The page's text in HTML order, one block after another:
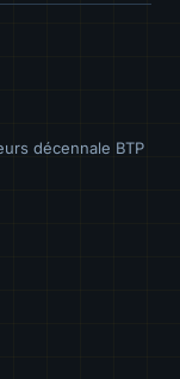
décennale BTP